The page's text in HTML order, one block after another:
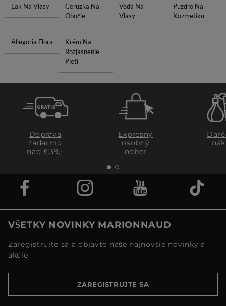
Lak Na Vlasy
Ceruzka Na
Obočie
Voda Na
Vlasy
Puzdro Na
Kozmetiku
Allegoria Flora
Krém Na
Rozjasnenie
Pleti
Doprava
zadarmo
nad €39,-
Expresný
osobný
odber
VŠETKY NOVINKY MARIONNAUD
Zaregistrujte sa a objavte naše najnovšie novinky a
akcie
ZAREGISTRUJTE SA